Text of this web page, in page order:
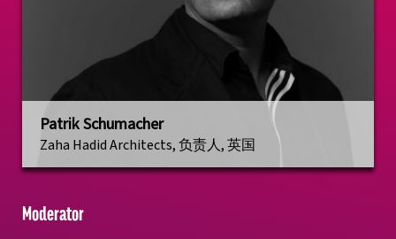
Patrik Schumacher
Zaha Hadid Architects, 负责人, 英国
Moderator